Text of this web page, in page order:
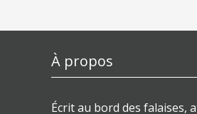
À propos
Écrit au bord des falaises,